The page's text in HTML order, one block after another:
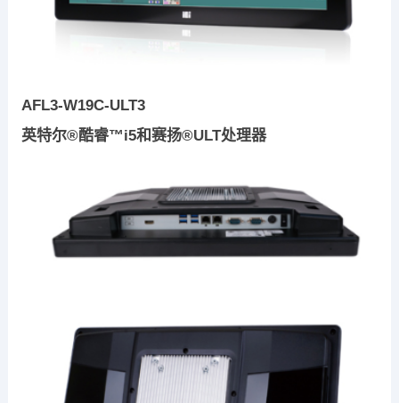
AFL3-W19C-ULT3
英特尔®酷睿™i5和赛扬®ULT处理器